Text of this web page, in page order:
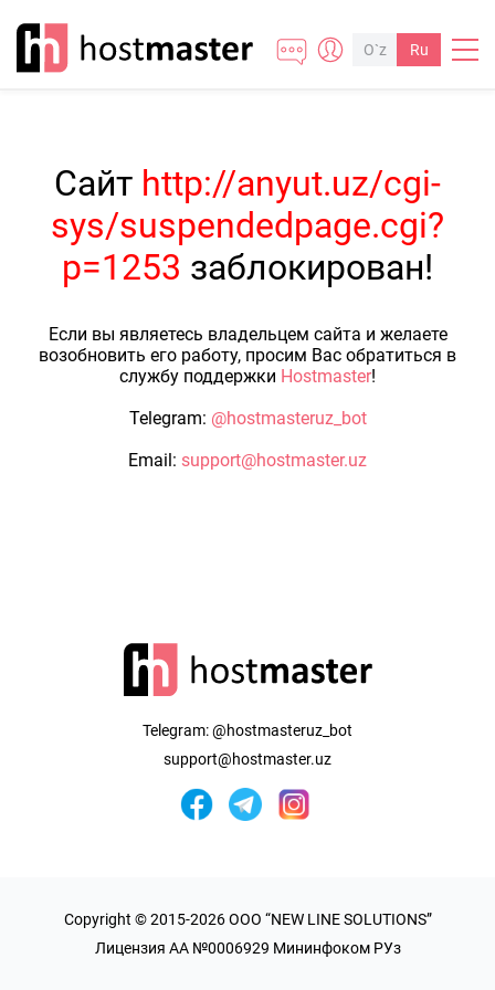
O`z Ru
Сайт http://anyut.uz/cgi-
sys/suspendedpage.cgi?
p=1253 заблокирован!
Если вы являетесь владельцем сайта и желаете
возобновить его работу, просим Вас обратиться в
службу поддержки Hostmaster!
Telegram: @hostmasteruz_bot
Email: support@hostmaster.uz
Telegram:@hostmasteruz_bot
support@hostmaster.uz
Copyright © 2015-2026 OOO “NEW LINE SOLUTIONS”
Лицензия AA №0006929 Мининфоком РУз